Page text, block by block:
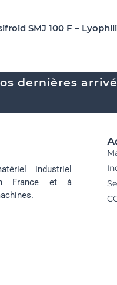
SMJ 100 F –
dernières
industriel
France et à